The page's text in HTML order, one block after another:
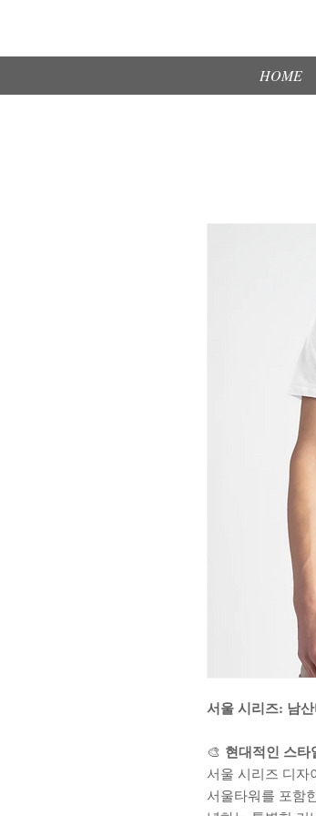
HOME
서울 시리즈: 남
🎨 현대적인 스
서울 시리즈 디자
서울타워를 포함